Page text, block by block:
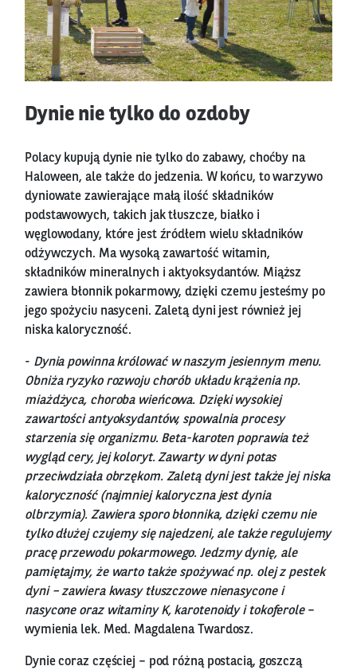
Dynie nie tylko do ozdoby
Polacy kupują dynie nie tylko do zabawy, choćby na
Haloween, ale także do jedzenia. W końcu, to warzywo
dyniowate zawierające małą ilość składników
podstawowych, takich jak tłuszcze, białko i
węglowodany, które jest źródłem wielu składników
odżywczych. Ma wysoką zawartość witamin,
składników mineralnych i aktyoksydantów. Miąższ
zawiera błonnik pokarmowy, dzięki czemu jesteśmy po
jego spożyciu nasyceni. Zaletą dyni jest również jej
niska kaloryczność.
- Dynia powinna królować w naszym jesiennym menu.
Obniża ryzyko rozwoju chorób układu krążenia np.
miażdżyca, choroba wieńcowa. Dzięki wysokiej
zawartości antyoksydantów, spowalnia procesy
starzenia się organizmu. Beta-karoten poprawia też
wygląd cery, jej koloryt. Zawarty w dyni potas
przeciwdziała obrzękom. Zaletą dyni jest także jej niska
kaloryczność (najmniej kaloryczna jest dynia
olbrzymia). Zawiera sporo błonnika, dzięki czemu nie
tylko dłużej czujemy się najedzeni, ale także regulujemy
pracę przewodu pokarmowego. Jedzmy dynię, ale
pamiętajmy, że warto także spożywać np. olej z pestek
dyni – zawiera kwasy tłuszczowe nienasycone i
nasycone oraz witaminy K, karotenoidy i tokoferole–
wymienia lek. Med. Magdalena Twardosz.
Dynie coraz częściej – pod różną postacią, goszczą